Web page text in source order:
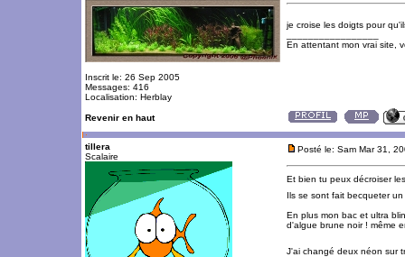
Inscrit le: 26 Sep 2005
Messages: 416
Localisation: Herblay
je croise les doigts pour
En attentant mon vrai site,
Revenir en haut
tillera
Scalaire
Posté le: Sam Mar 31,
Et bien tu peux décroiser
Ils se sont fait becqueter
En plus mon bac et ultra
d'algue brune noir ! même
J'ai changé deux néon sur